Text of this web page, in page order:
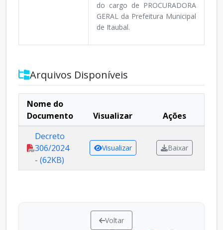
do cargo de PROCURADORA
GERAL da Prefeitura Municipal
de Itaubal.
Arquivos Disponíveis
Nome do
Documento
Visualizar
Ações
Decreto
306/2024
- (62KB)
Visualizar Baixar
Voltar